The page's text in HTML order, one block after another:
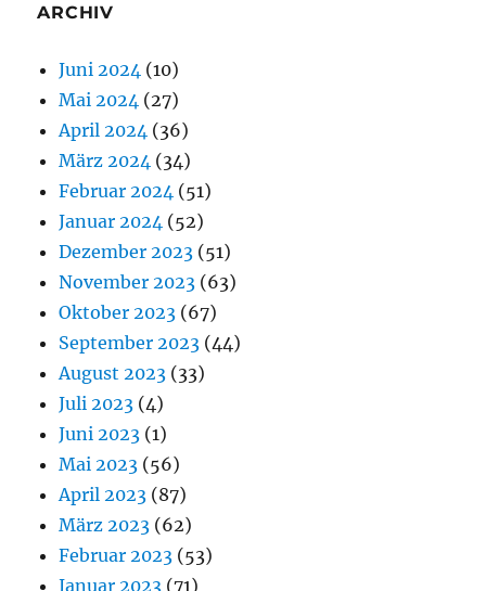
ARCHIV
Juni 2024 (10)
Mai 2024 (27)
April 2024 (36)
März 2024 (34)
Februar 2024 (51)
Januar 2024 (52)
Dezember 2023 (51)
November 2023 (63)
Oktober 2023 (67)
September 2023 (44)
August 2023 (33)
Juli 2023 (4)
Juni 2023 (1)
Mai 2023 (56)
April 2023 (87)
März 2023 (62)
Februar 2023 (53)
Januar 2023 (71)